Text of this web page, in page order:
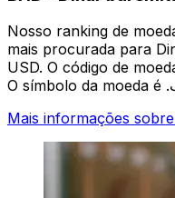
Nosso ranking de
mais procurada para
USD. O código de
Mais informações